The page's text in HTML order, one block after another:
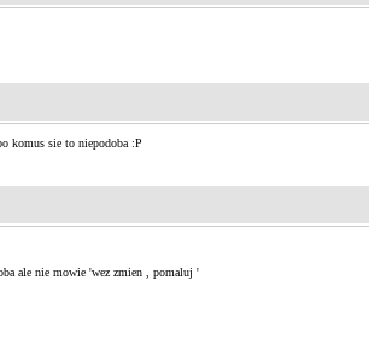
komus sie to niepodoba :P
ale nie mowie 'wez zmien , pomaluj '